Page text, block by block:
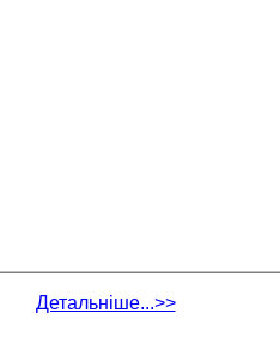
Детальніше...>>